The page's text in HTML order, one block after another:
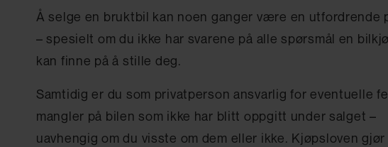
Å selge en bruktbil kan noen ganger være en utfordrende
– spesielt om du ikke har svarene på alle spørsmål en
kan finne på å stille deg.
Samtidig er du som privatperson ansvarlig for eventuelle
mangler på bilen som ikke har blitt oppgitt under salget –
uavhengig om du visste om dem eller ikke. Kjøpsloven gjør